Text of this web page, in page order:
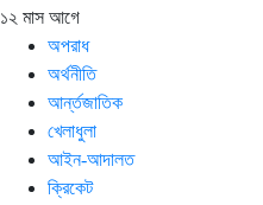
১২ মাস আগে
অপরাধ
অর্থনীতি
আর্ন্তজাতিক
খেলাধুলা
আইন-আদালত
ক্রিকেট